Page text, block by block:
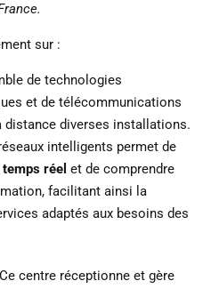
sur :
de technologies
et de télécommunications
distance diverses installations.
intelligents permet de
réel et de comprendre
facilitant ainsi la
adaptés aux besoins des
centre réceptionne et gère